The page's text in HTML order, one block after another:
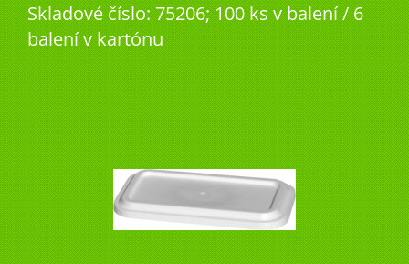
Skladové číslo: 75206; 100 ks v balení / 6
balení v kartónu